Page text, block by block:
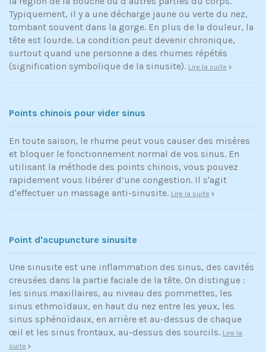
Typiquement, il y a une décharge jaune ou verte du nez,
tombant souvent dans la gorge. En plus de la douleur, la
tête est lourde. La condition peut devenir chronique,
surtout quand une personne a des rhumes répétés
(signification symbolique de la sinusite). Lire la suite
Points chinois pour vider sinus
En toute saison, le rhume peut vous causer des misères
et bloquer le fonctionnement normal de vos sinus. En
utilisant la méthode des points chinois, vous pouvez
rapidement vous libérer d’une congestion. Il s'agit
d'effectuer un massage anti-sinusite. Lire la suite
Point d'acupuncture sinusite
Une sinusite est une inflammation des sinus, des cavités
creusées dans la partie faciale de la tête. On distingue :
les sinus maxillaires, au niveau des pommettes, les
sinus ethmoïdaux, en haut du nez entre les yeux, les
sinus sphénoïdaux, en arrière et au-dessus de chaque
œil et les sinus frontaux, au-dessus des sourcils. Lire la
suite